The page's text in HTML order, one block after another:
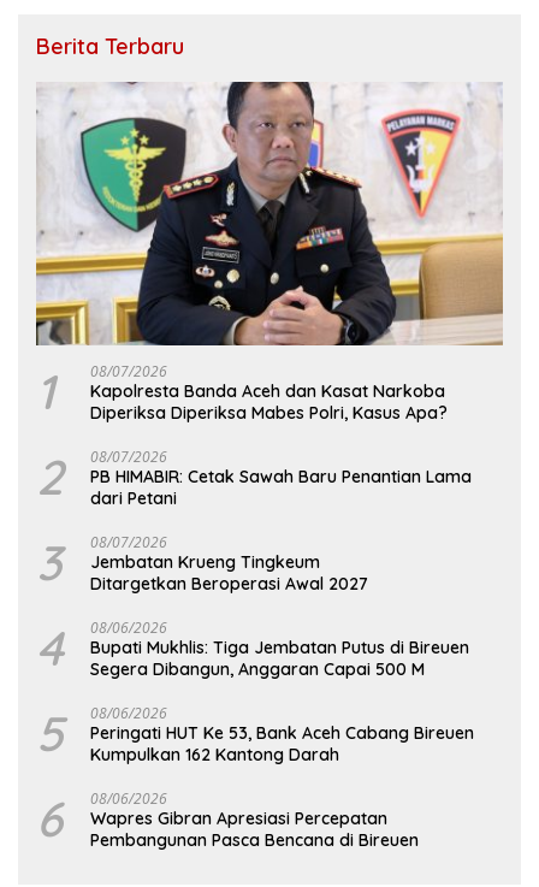
Berita Terbaru
1 08/07/2026
Kapolresta Banda Aceh dan Kasat Narkoba
Diperiksa Diperiksa Mabes Polri, Kasus Apa?
2 08/07/2026
PB HIMABIR: Cetak Sawah Baru Penantian Lama
dari Petani
3 08/07/2026
Jembatan Krueng Tingkeum
Ditargetkan Beroperasi Awal 2027
4 08/06/2026
Bupati Mukhlis: Tiga Jembatan Putus di Bireuen
Segera Dibangun, Anggaran Capai 500 M
5 08/06/2026
Peringati HUT Ke 53, Bank Aceh Cabang Bireuen
Kumpulkan 162 Kantong Darah
6 08/06/2026
Wapres Gibran Apresiasi Percepatan
Pembangunan Pasca Bencana di Bireuen